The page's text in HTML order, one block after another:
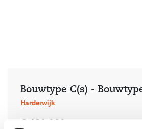
Bouwtype C(s) -
Harderwijk